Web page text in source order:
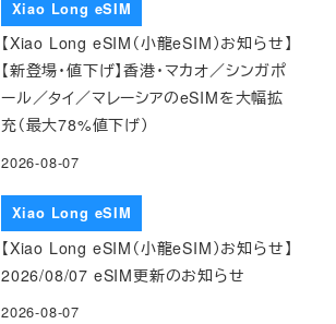
Xiao Long eSIM
【Xiao Long eSIM（小龍eSIM）お知らせ】
【新登場・値下げ】香港・マカオ／シンガポ
ール／タイ／マレーシアのeSIMを大幅拡
充（最大78%値下げ）
2026-08-07
Xiao Long eSIM
【Xiao Long eSIM（小龍eSIM）お知らせ】
2026/08/07 eSIM更新のお知らせ
2026-08-07